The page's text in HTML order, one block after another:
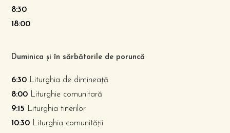
8:30
18:00
Duminica și în sărbătorile de poruncă
6:30 Liturghia de dimineață
8:00 Liturghie comunitară
9:15 Liturghia tinerilor
10:30 Liturghia comunității